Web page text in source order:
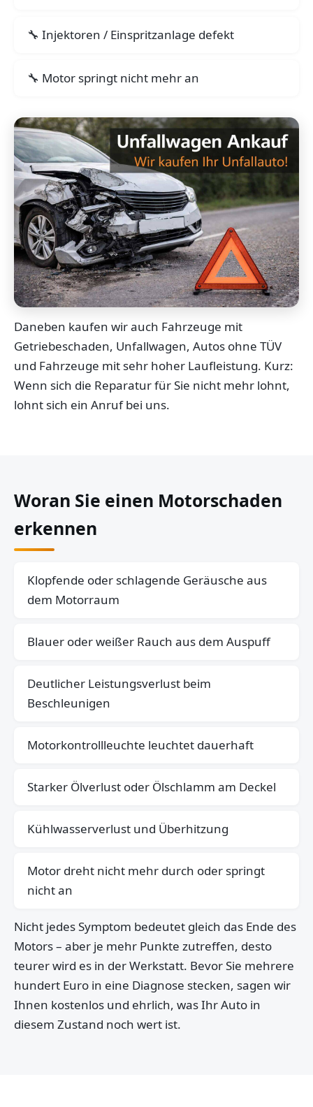
Injektoren / Einspritzanlage defekt
Motor springt nicht mehr an
Daneben kaufen wir auch Fahrzeuge mit
Getriebeschaden, Unfallwagen, Autos ohne TÜV
und Fahrzeuge mit sehr hoher Laufleistung. Kurz:
Wenn sich die Reparatur für Sie nicht mehr lohnt,
lohnt sich ein Anruf bei uns.
Woran Sie einen Motorschaden
erkennen
Klopfende oder schlagende Geräusche aus
dem Motorraum
Blauer oder weißer Rauch aus dem Auspuff
Deutlicher Leistungsverlust beim
Beschleunigen
Motorkontrollleuchte leuchtet dauerhaft
Starker Ölverlust oder Ölschlamm am Deckel
Kühlwasserverlust und Überhitzung
Motor dreht nicht mehr durch oder springt
nicht an
Nicht jedes Symptom bedeutet gleich das Ende des
Motors – aber je mehr Punkte zutreffen, desto
teurer wird es in der Werkstatt. Bevor Sie mehrere
hundert Euro in eine Diagnose stecken, sagen wir
Ihnen kostenlos und ehrlich, was Ihr Auto in
diesem Zustand noch wert ist.